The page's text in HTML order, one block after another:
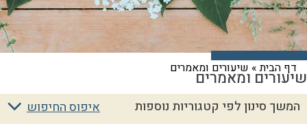
דף הבית» שיעורים ומאמרים
שיעורים ומאמרים
איפוס החיפוש המשך סינון לפי קטגוריות נוספות